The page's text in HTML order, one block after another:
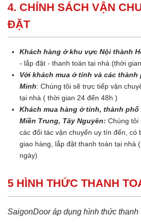
4. CHÍNH SÁCH VẬN
ĐẶT
Khách hàng ở khu vực Nội thành
- lắp đặt - thanh toán tại nhà (thời
Với khách mua ở tỉnh và các thành
Minh: Chúng tôi sẽ trực tiếp vận
tại nhà ( thời gian 24 đến 48h )
Khách mua hàng ở tỉnh, thành
Miền Trung, Tây Nguyên: Chúng tôi
các đối tác vận chuyển uy tín đến, có
giao hàng, lắp đặt thanh toán tại nhà
ngày)
5 HÌNH THỨC THANH
SaigonDoor áp dụng hình thức